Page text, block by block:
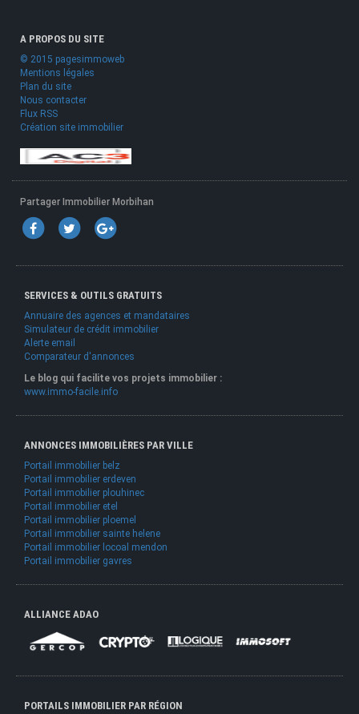
A PROPOS DU SITE
© 2015 pagesimmoweb
Mentions légales
Plan du site
Nous contacter
Flux RSS
Création site immobilier
Partager Immobilier Morbihan
SERVICES & OUTILS GRATUITS
Annuaire des agences et mandataires
Simulateur de crédit immobilier
Alerte email
Comparateur d'annonces
Le blog qui facilite vos projets immobilier :
www.immo-facile.info
ANNONCES IMMOBILIÈRES PAR VILLE
Portail immobilier belz
Portail immobilier erdeven
Portail immobilier plouhinec
Portail immobilier etel
Portail immobilier ploemel
Portail immobilier sainte helene
Portail immobilier locoal mendon
Portail immobilier gavres
ALLIANCE ADAO
PORTAILS IMMOBILIER PAR RÉGION